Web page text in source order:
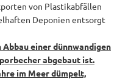
von Plastikabfällen
Deponien entsorgt
einer dünnwandigen
abgebaut ist.
im Meer dümpelt,